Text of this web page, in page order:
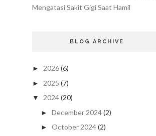
Mengatasi Sakit Gigi Saat Hamil
BLOG ARCHIVE
► 2026(6)
► 2025 (7)
▼ 2024(20)
► December 2024(2)
► October 2024(2)